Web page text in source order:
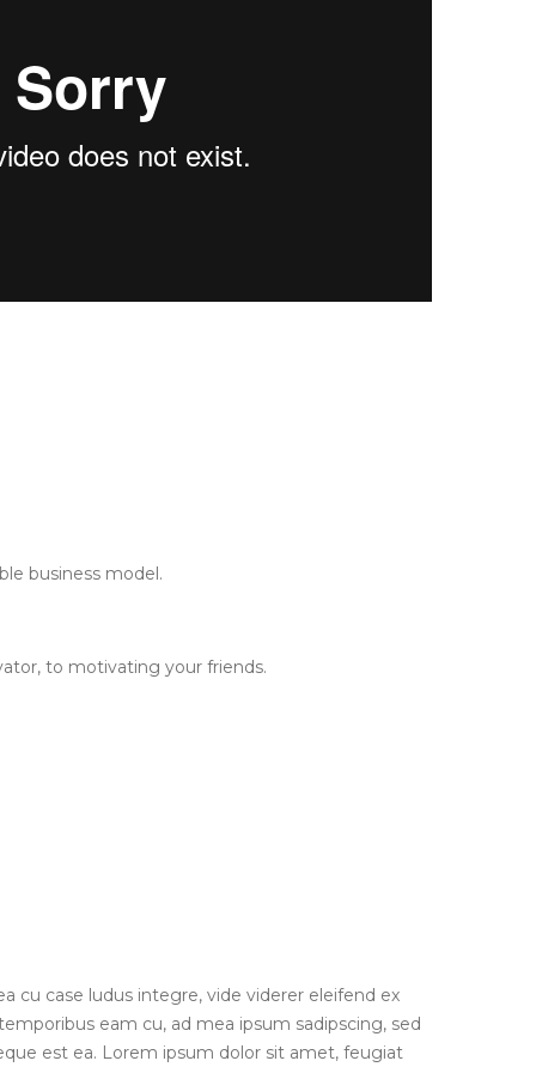
business model.
to motivating your friends.
cu case ludus integre, vide viderer eleifend ex
eam cu, ad mea ipsum sadipscing, sed
est ea. Lorem ipsum dolor sit amet, feugiat